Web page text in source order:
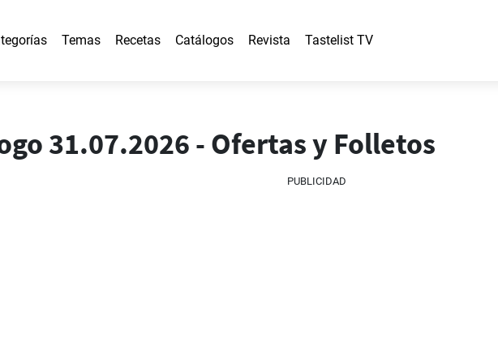
Temas Recetas Catálogos Revista Tastelist TV
31.07.2026 - Ofertas y Folletos
PUBLICIDAD